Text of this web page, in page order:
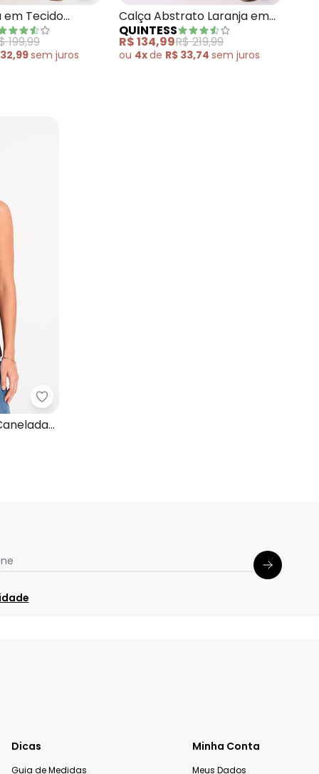
em Tecido
Elastano
199,99
32,99semjuros
Calça Abstrato Laranja em
Viscose Plana
QUINTESS
R$ 134,99R$ 219,99
ou 4xde R$ 33,74semjuros
CrepeQuintess - Blusa (Marrom) em Malha Canelada
Dicas
Guia de Medidas
Minha Conta
Meus Dados